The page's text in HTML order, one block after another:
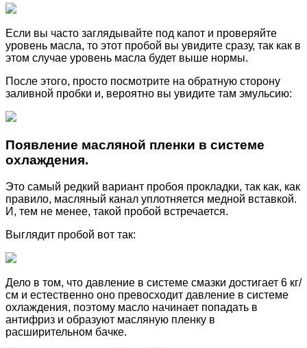
Если вы часто заглядывайте под капот и проверяйте
уровень масла, то этот пробой вы увидите сразу, так как в
этом случае уровень масла будет выше нормы.
После этого, просто посмотрите на обратную сторону
заливной пробки и, вероятно вы увидите там эмульсию:
Появление масляной пленки в системе
охлаждения.
Это самый редкий вариант пробоя прокладки, так как, как
правило, масляный канал уплотняется медной вставкой.
И, тем не менее, такой пробой встречается.
Выглядит пробой вот так:
Дело в том, что давление в системе смазки достигает 6 кг/
см и естественно оно превосходит давление в системе
охлаждения, поэтому масло начинает попадать в
антифриз и образуют масляную пленку в
расширительном бачке.